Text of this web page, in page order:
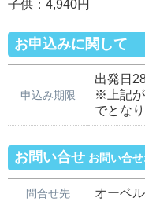
子供：4,940円
お申込みに関して
申込み期限
出発日
※上記が
でとなり
お問い合せ お問い合
問合せ先 オーベ